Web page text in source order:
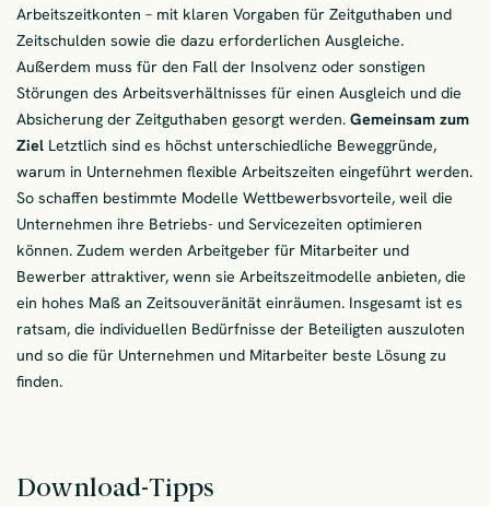
Arbeitszeitkonten – mit klaren Vorgaben für Zeitguthaben und
Zeitschulden sowie die dazu erforderlichen Ausgleiche.
Außerdem muss für den Fall der Insolvenz oder sonstigen
Störungen des Arbeitsverhältnisses für einen Ausgleich und die
Absicherung der Zeitguthaben gesorgt werden. Gemeinsam zum
Ziel Letztlich sind es höchst unterschiedliche Beweggründe,
warum in Unternehmen flexible Arbeitszeiten eingeführt werden.
So schaffen bestimmte Modelle Wettbewerbsvorteile, weil die
Unternehmen ihre Betriebs- und Servicezeiten optimieren
können. Zudem werden Arbeitgeber für Mitarbeiter und
Bewerber attraktiver, wenn sie Arbeitszeitmodelle anbieten, die
ein hohes Maß an Zeitsouveränität einräumen. Insgesamt ist es
ratsam, die individuellen Bedürfnisse der Beteiligten auszuloten
und so die für Unternehmen und Mitarbeiter beste Lösung zu
finden.
Download-Tipps